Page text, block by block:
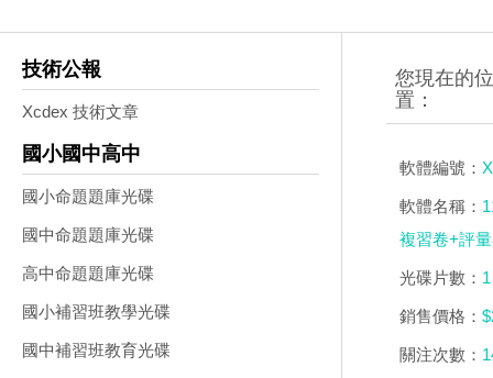
技術公報
Xcdex 技術文章
國小國中高中
國小命題題庫光碟
國中命題題庫光碟
高中命題題庫光碟
國小補習班教學光碟
國中補習班教育光碟
軟體編號：
軟體名稱：
複習卷+評
光碟片數： 1
銷售價格：
關注次數：